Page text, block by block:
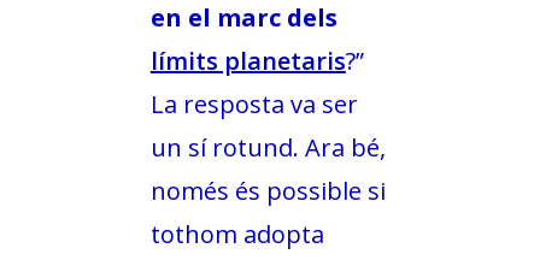
en el marc dels
límits planetaris?”
La resposta va ser
un sí rotund. Ara bé,
només és possible si
tothom adopta